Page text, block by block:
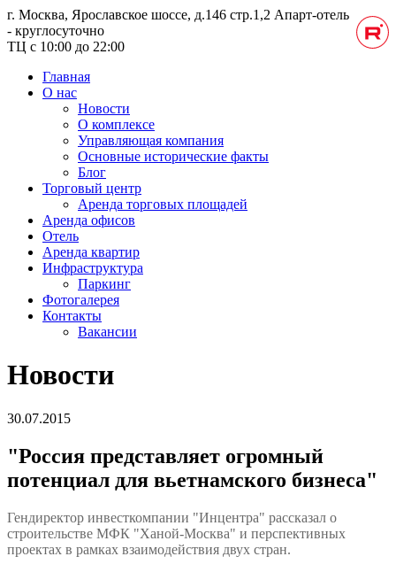
г. Москва, Ярославское шоссе, д.146 стр.1,2 Апарт-отель
- круглосуточно
ТЦ с 10:00 до 22:00
Главная
О нас
Новости
О комплексе
Управляющая компания
Основные исторические факты
Блог
Торговый центр
Аренда торговых площадей
Аренда офисов
Отель
Аренда квартир
Инфраструктура
Паркинг
Фотогалерея
Контакты
Вакансии
Новости
30.07.2015
"Россия представляет огромный
потенциал для вьетнамского бизнеса"
Гендиректор инвесткомпании "Инцентра" рассказал о
строительстве МФК "Ханой-Москва" и перспективных
проектах в рамках взаимодействия двух стран.